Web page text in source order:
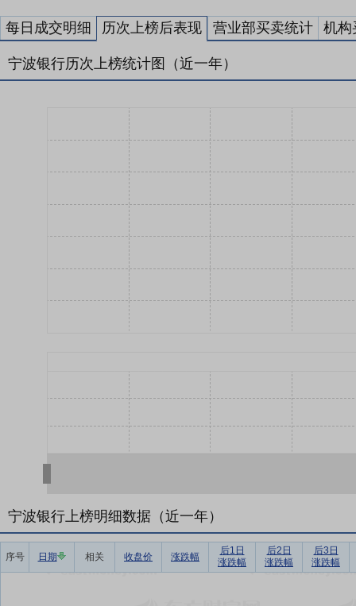
每日成交明细 历次上榜后表现 营业部买卖统计 机构
宁波银行历次上榜统计图（近一年）
宁波银行上榜明细数据（近一年）
序号 日期 相关 收盘价 涨跌幅
后1日
涨跌幅
后2日
涨跌幅
后3日
涨跌幅